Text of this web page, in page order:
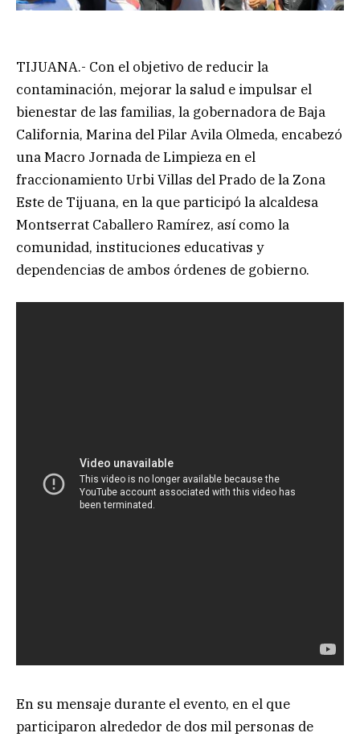
TIJUANA.- Con el objetivo de reducir la
contaminación, mejorar la salud e impulsar el
bienestar de las familias, la gobernadora de Baja
California, Marina del Pilar Avila Olmeda, encabezó
una Macro Jornada de Limpieza en el
fraccionamiento Urbi Villas del Prado de la Zona
Este de Tijuana, en la que participó la alcaldesa
Montserrat Caballero Ramírez, así como la
comunidad, instituciones educativas y
dependencias de ambos órdenes de gobierno.
En su mensaje durante el evento, en el que
participaron alrededor de dos mil personas de